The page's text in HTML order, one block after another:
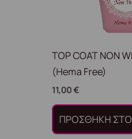
TOP COAT NON
(Hema Free)
11,00€
ΠΡΟΣΘΉΚΗ ΣΤΟ